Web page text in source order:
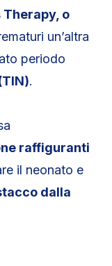
Therapy, o
un’altra
periodo
.
raffiguranti
il neonato e
dalla